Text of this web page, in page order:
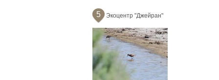
5 Экоцентр "Джейран"